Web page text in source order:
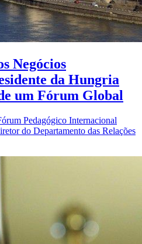
Negócios
da Hungria
um Fórum Global
Pedagógico Internacional
do Departamento das Relações